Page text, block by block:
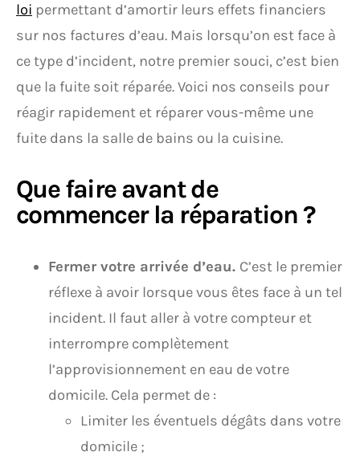
loi permettant d’amortir leurs effets financiers
sur nos factures d’eau. Mais lorsqu’on est face à
ce type d’incident, notre premier souci, c’est bien
que la fuite soit réparée. Voici nos conseils pour
réagir rapidement et réparer vous-même une
fuite dans la salle de bains ou la cuisine.
Que faire avant de
commencer la réparation ?
Fermer votre arrivée d’eau. C’est le premier
réflexe à avoir lorsque vous êtes face à un tel
incident. Il faut aller à votre compteur et
interrompre complètement
l’approvisionnement en eau de votre
domicile. Cela permet de :
Limiter les éventuels dégâts dans votre
domicile ;